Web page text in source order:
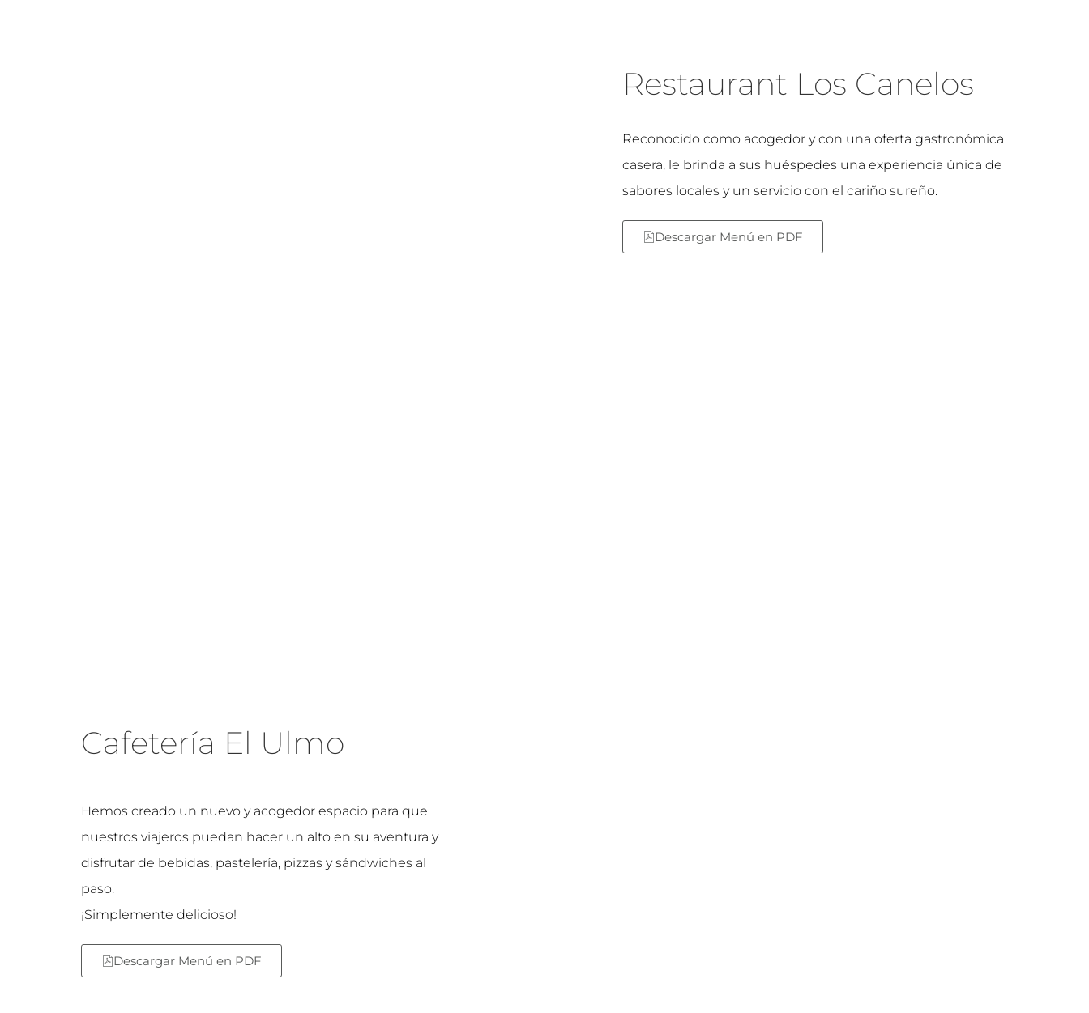
Restaurant Los Canelos
Reconocido como acogedor y con una oferta gastronómica
casera, le brinda a sus huéspedes una experiencia única de
sabores locales y un servicio con el cariño sureño.
Descargar Menú en PDF
Cafetería El Ulmo
Hemos creado un nuevo y acogedor espacio para que
nuestros viajeros puedan hacer un alto en su aventura y
disfrutar de bebidas, pastelería, pizzas y sándwiches al
paso.
¡Simplemente delicioso!
Descargar Menú en PDF